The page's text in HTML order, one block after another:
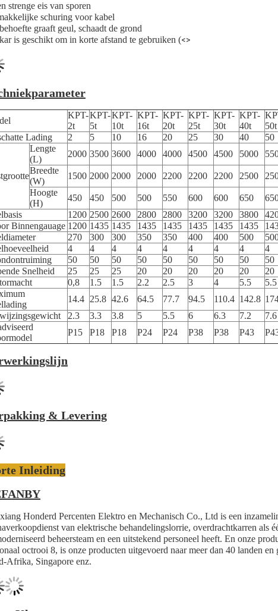
strenge eis van sporen
schuring voor kabel
graaft geul, schaadt de grond
is geschikt om in korte afstand te gebruiken (<>
KPT-
2t
KPT-
5t
KPT-
10t
KPT-
16t
KPT-
20t
KPT-
25t
KPT-
30t
KPT-
40t
50t
Lading
2 5 10 16 20 25 30 40 50
Lengte
(L)
2000 3500 3600 4000 4000 4500 4500 5000
Breedte
(W)
1500 2000 2000 2000 2200 2200 2200 2500
Hoogte
(H)
450 450 500 500 550 600 600 650
1200 2500 2600 2800 2800 3200 3200 3800
Binnengauage 1200 1435 1435 1435 1435 1435 1435 1435
270 300 300 350 350 400 400 500
4 4 4 4 4 4 4 4 4
50 50 50 50 50 50 50 50 50
Snelheid
25 25 25 20 20 20 20 20 20
0,8 1.5 1.5 2.2 2.5 3 4 5.5 5.5
14.4 25.8 42.6 64.5 77.7 94.5 110.4 142.8
2.3 3.3 3.8 5 5.5 6 6.3 7.2 7.6
P15 P18 P18 P24 P24 P38 P38 P43
& Levering
Inleiding
Honderd Percenten Elektro en Mechanisch Co., Ltd is een
van elektrische behandelingslorrie, overdrachtkarren als
beheersteam en een uitstekend personeel heeft. En onze
octrooi 8, is onze producten uitgevoerd naar meer dan 40 landen
Afrika, Singapore enz.